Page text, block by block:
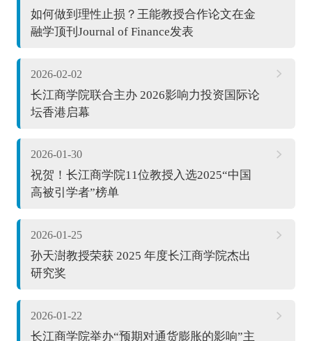
如何做到理性止损？王能教授合作论文在金
融学顶刊Journal of Finance发表
2026-02-02
长江商学院联合主办 2026影响力投资国际论
坛香港启幕
2026-01-30
祝贺！长江商学院11位教授入选2025“中国
高被引学者”榜单
2026-01-25
孙天澍教授荣获 2025 年度长江商学院杰出
研究奖
2026-01-22
长江商学院举办“预期对通货膨胀的影响”主